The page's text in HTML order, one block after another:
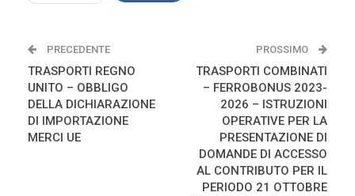
PRECEDENTE
TRASPORTI REGNO
UNITO – OBBLIGO
DELLA DICHIARAZIONE
DI IMPORTAZIONE
MERCI UE
PROSSIMO
TRASPORTI COMBINATI
– FERROBONUS 2023-
2026 – ISTRUZIONI
OPERATIVE PER LA
PRESENTAZIONE DI
DOMANDE DI ACCESSO
AL CONTRIBUTO PER IL
PERIODO 21 OTTOBRE